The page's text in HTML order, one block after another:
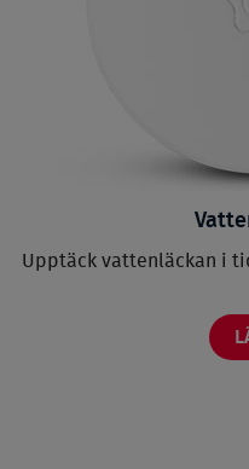
Upptäck vattenläckan i